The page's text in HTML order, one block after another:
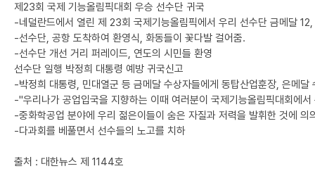
제23회 국제 기능올림픽대회 우승 선수단 귀국
-네덜란드에서 열린 제 23회 국제기능올림픽에서 우리 선수단 금메달
-선수단, 공항 도착하여 환영식, 화동들이 꽃다발 걸어줌.
-선수단 개선 거리 퍼레이드, 연도의 시민들 환영
선수단 일행 박정희 대통령 예방 귀국신고
-박정희 대통령, 민대열군 등 금메달 수상자들에게 동탑산업훈장, 은메
-"우리나가 공업입국을 지향하는 이때 여러분이 국제기능올림픽대회에
-중화학공업 분야에 우리 젊은이들이 숨은 자질과 저력을 발휘한 것에
-다과회를 베풀면서 선수들의 노고를 치하
출처 : 대한뉴스 제 1144호